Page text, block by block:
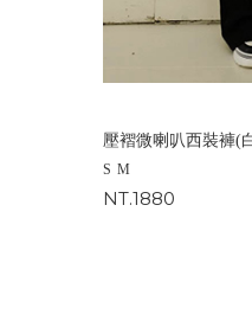
壓褶微喇叭西裝褲(
S M
NT.1880